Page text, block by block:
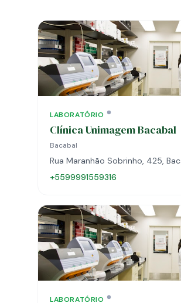
LABORATÓRIO
Clínica Unimagem Bacabal
Bacabal
Rua Maranhão Sobrinho, 425,
+5599991559316
LABORATÓRIO